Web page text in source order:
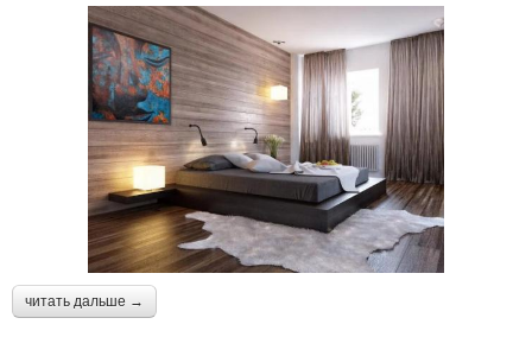
читать дальше →